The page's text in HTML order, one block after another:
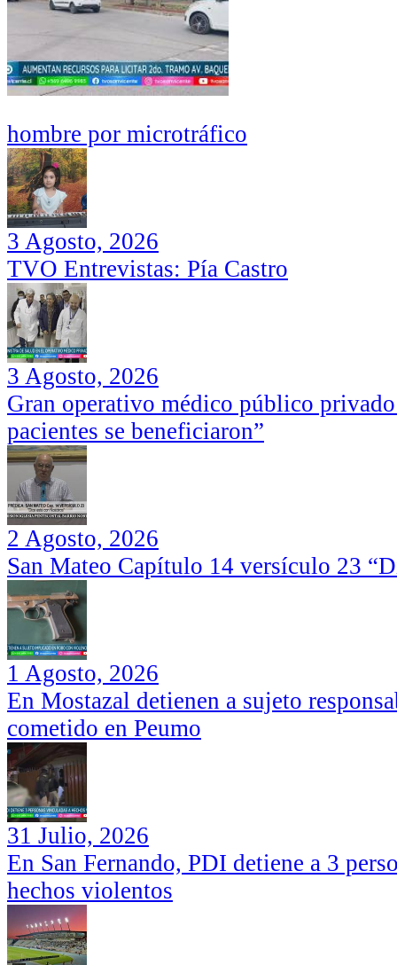
hombre por microtráfico
3 Agosto, 2026
TVO Entrevistas: Pía Castro
3 Agosto, 2026
Gran operativo médico público
pacientes se beneficiaron”
2 Agosto, 2026
San Mateo Capítulo 14 versículo 23
1 Agosto, 2026
En Mostazal detienen a sujeto
cometido en Peumo
31 Julio, 2026
En San Fernando, PDI detiene a 3
hechos violentos